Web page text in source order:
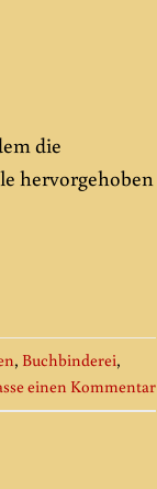
die
hervorgehoben
, Buchbinderei,
einen Kommentar